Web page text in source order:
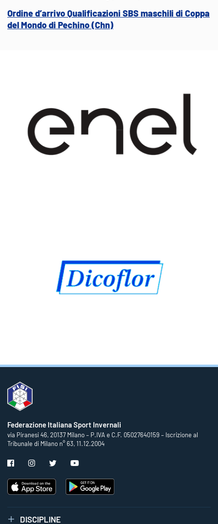
Ordine d’arrivo Qualificazioni SBS maschili di Coppa
del Mondo di Pechino (Chn)
Federazione Italiana Sport Invernali
via Piranesi 46, 20137 Milano – P.IVA e C.F. 05027640159 – Iscrizione al
Tribunale di Milano n° 63, 11.12.2004
DISCIPLINE